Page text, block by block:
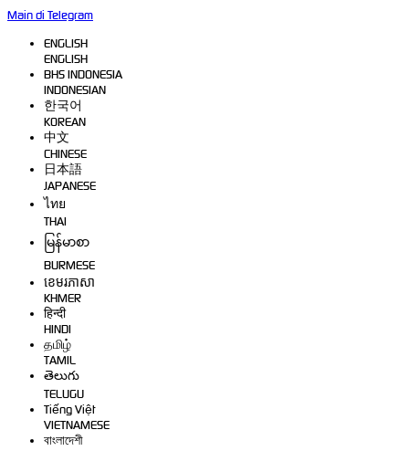
Main di Telegram
ENGLISH
ENGLISH
BHS INDONESIA
INDONESIAN
한국어
KOREAN
中文
CHINESE
日本語
JAPANESE
ไทย
THAI
မြန်မာစာ
BURMESE
ខេមរភាសា
KHMER
हिन्दी
HINDI
தமிழ்
TAMIL
తెలుగు
TELUGU
Tiếng Việt
VIETNAMESE
বাংলাদেশী